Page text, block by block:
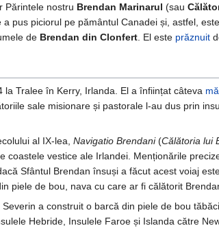
Părintele nostru Brendan Marinarul (sau
pus piciorul pe pământul Canadei și, astfel,
de Brendan din Clonfert. El este prăznuit
Tralee în Kerry, Irlanda. El a înființat câteva
sale misionare și pastorale l-au dus prin
al IX-lea, Navigatio Brendani(Călătoria lui
coastele vestice ale Irlandei. Menționările
Sfântul Brendan însuși a făcut acest voiaj
piele de bou, nava cu care ar fi călătorit
a construit o barcă din piele de bou
Hebride, Insulele Faroe și Islanda către